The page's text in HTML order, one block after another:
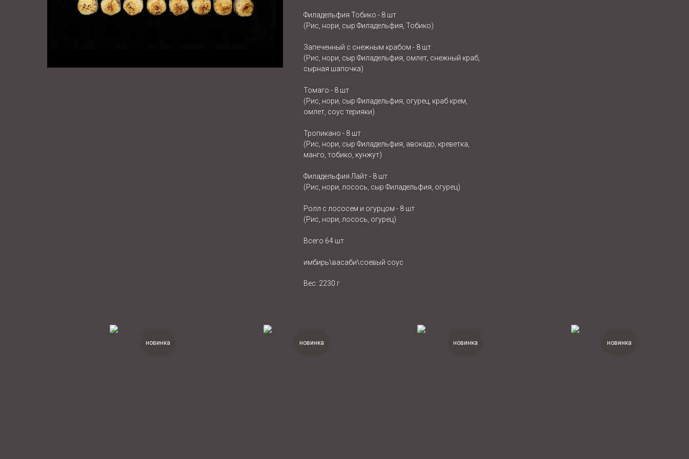
Филадельфия Тобико - 8 шт
(Рис, нори, сыр Филадельфия, Тобико)
Запеченный с снежным крабом - 8 шт
(Рис, нори, сыр Филадельфия, омлет, снежный краб,
сырная шапочка)
Томаго - 8 шт
(Рис, нори, сыр Филадельфия, огурец, краб крем,
омлет, соус терияки)
Тропикано - 8 шт
(Рис, нори, сыр Филадельфия, авокадо, креветка,
манго, тобико, кунжут)
Филадельфия Лайт - 8 шт
(Рис, нори, лосось, сыр Филадельфия, огурец)
Ролл с лососем и огурцом - 8 шт
(Рис, нори, лосось, огурец)
Всего 64 шт
имбирь\васаби\соевый соус
Вес: 2230 г
новинка новинка новинка новинка